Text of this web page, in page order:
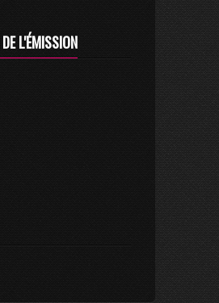
L'ÉMISSION